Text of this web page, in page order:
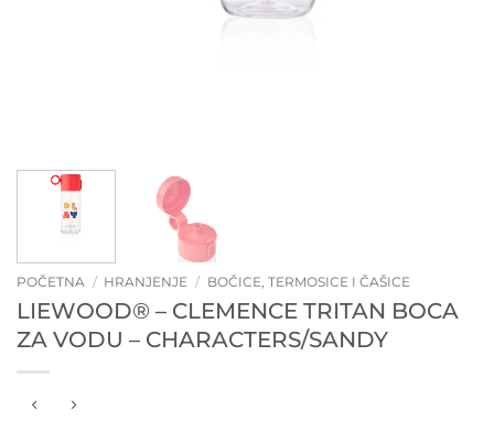
POČETNA / HRANJENJE / BOČICE, TERMOSICE I ČAŠICE
LIEWOOD® – CLEMENCE TRITAN BOCA
ZA VODU – CHARACTERS/SANDY